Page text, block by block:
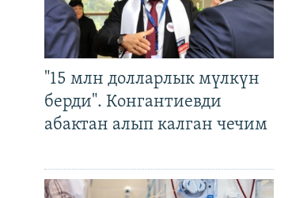
"15 млн долларлык мүлкүн
берди". Конгантиевди
абактан алып калган чечим